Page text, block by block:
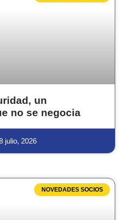
un
no se negocia
julio, 2026
NOVEDADES SOCIOS